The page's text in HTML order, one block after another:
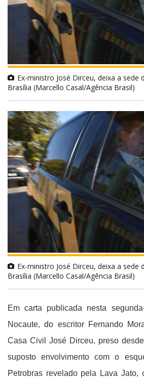
Ex-ministro José Dirceu, deixa a sede
Brasília (Marcello Casal/Agência Brasil)
Ex-ministro José Dirceu, deixa a sede
Brasília (Marcello Casal/Agência Brasil)
Em carta publicada nesta
Nocaute, do escritor Fernando
Casa Civil José Dirceu, preso
suposto envolvimento com o
Petrobras revelado pela Lava Jato,